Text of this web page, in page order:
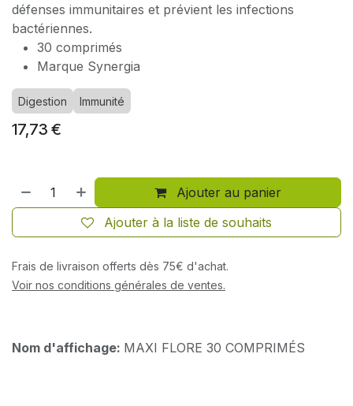
défenses immunitaires et prévient les infections
bactériennes.
30 comprimés
Marque Synergia
Digestion Immunité
17,73 €
Ajouter au panier
Ajouter à la liste de souhaits
Frais de livraison offerts dès 75€ d'achat.
Voir nos conditions générales de ventes.
Nom d'affichage: MAXI FLORE 30 COMPRIMÉS